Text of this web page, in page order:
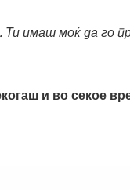
Ти имаш моќ да го
и во секое